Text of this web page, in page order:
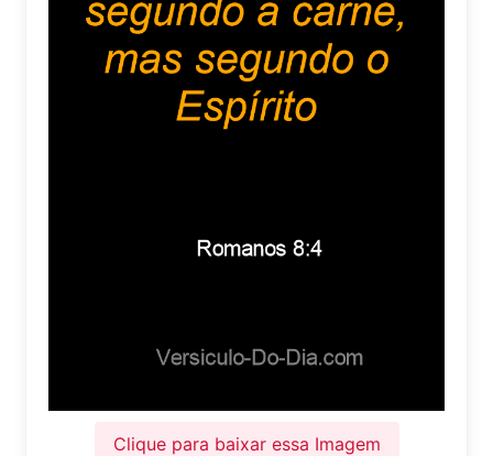
Clique para baixar essa Imagem